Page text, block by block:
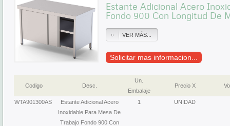
Estante Adicional Acero
Fondo 900 Con Longitud De
VER MÁS...
Solicitar mas informacion...
Codigo Desc.
Un.
Embalaje
Precio X
WTA901300AS
Estante Adicional Acero
Inoxidable Para Mesa De
Trabajo Fondo 900 Con
1 UNIDAD